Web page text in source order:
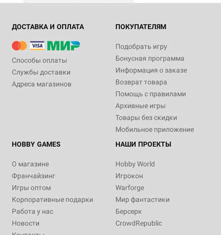
ДОСТАВКА И ОПЛАТА
Способы оплаты
Службы доставки
Адреса магазинов
ПОКУПАТЕЛЯМ
Подобрать игру
Бонусная программа
Информация о заказе
Возврат товара
Помощь с правилами
Архивные игры
Товары без скидки
Мобильное приложение
HOBBY GAMES
О магазине
Франчайзинг
Игры оптом
Корпоративные подарки
Работа у нас
Новости
НАШИ ПРОЕКТЫ
Hobby World
Игрокон
Warforge
Мир фантастики
Берсерк
CrowdRepublic